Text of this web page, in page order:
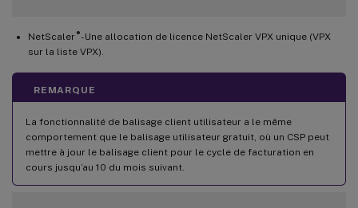
NetScaler ®- Une allocation de licence NetScaler VPX unique (VPX
sur la liste VPX).
REMARQUE
La fonctionnalité de balisage client utilisateur a le même
comportement que le balisage utilisateur gratuit, où un CSP peut
mettre à jour le balisage client pour le cycle de facturation en
cours jusqu’au 10 du mois suivant.